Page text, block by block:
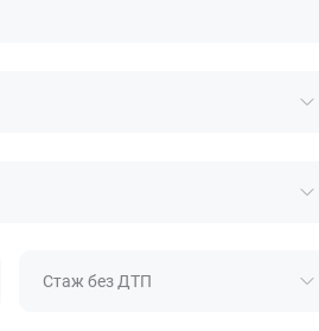
Стаж без ДТП